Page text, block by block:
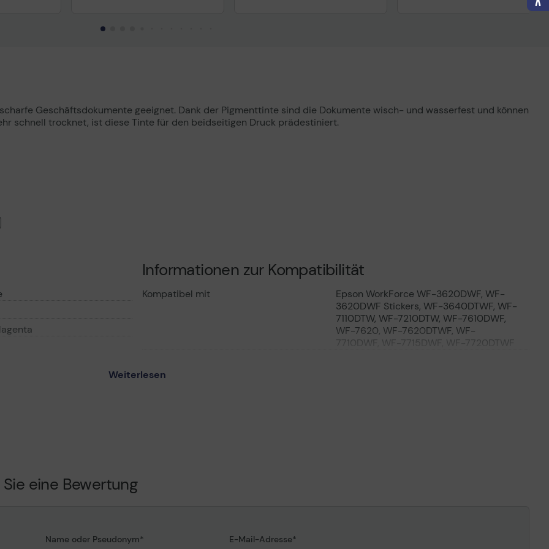
Geschäftsdokumente geeignet. Dank der Pigmenttinte sind die Dokumente wisch- und wasserfest und können
schnell trocknet, ist diese Tinte für den beidseitigen Druck prädestiniert.
Informationen zur Kompatibilität
Kompatibel mit
Epson WorkForce WF-3620DWF, WF-
3620DWF Stickers, WF-3640DTWF, WF-
7110DTW, WF-7210DTW, WF-7610DWF,
WF-7620, WF-7620DTWF, WF-
7710DWF, WF-7715DWF, WF-7720DTWF
Weiterlesen
eine Bewertung
Name oder Pseudonym E-Mail-Adresse